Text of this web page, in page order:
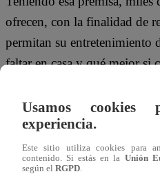
ofrecen, con la finalidad de
permitan su entretenimiento
faltar en casa y qué mejor si
campañas de descuento y
lleguen con la lista de
no puedes dejar de jugar:
Usamos
experiencia.
Este sitio utiliza cookies para
contenido. Si estás en la Unión
según el RGPD